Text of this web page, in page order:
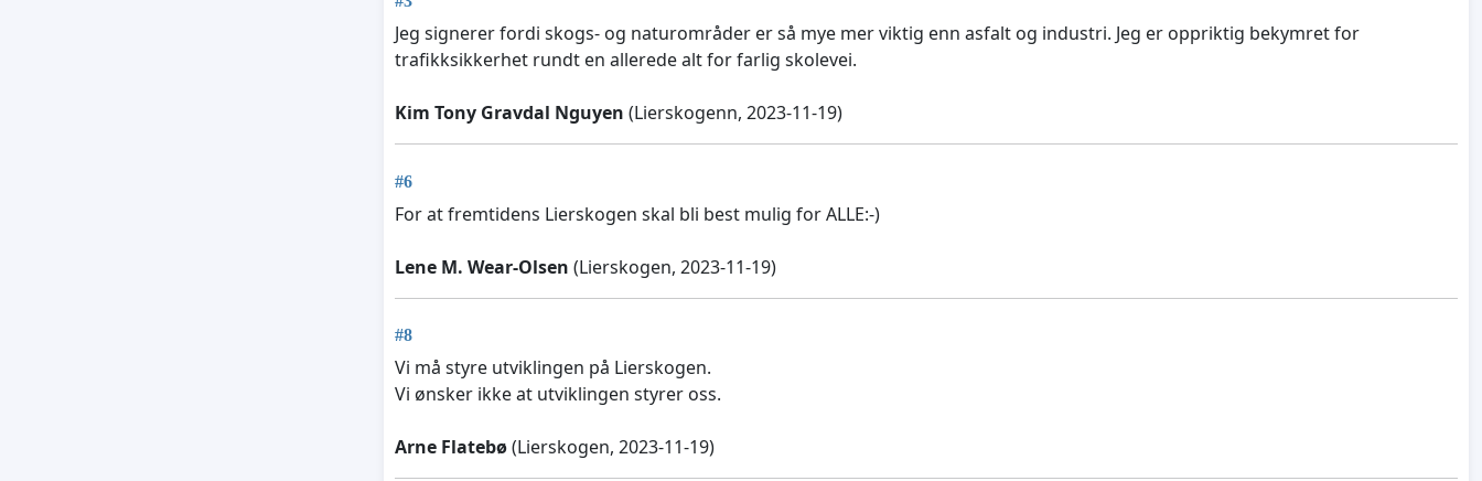
Jeg signerer fordi skogs- og naturområder er så mye mer viktig enn asfalt og industri. Jeg er oppriktig bekymret for
trafikksikkerhet rundt en allerede alt for farlig skolevei.
Kim Tony Gravdal Nguyen (Lierskogenn, 2023-11-19)
#6
For at fremtidens Lierskogen skal bli best mulig for ALLE:-)
Lene M. Wear-Olsen (Lierskogen, 2023-11-19)
#8
Vi må styre utviklingen på Lierskogen.
Vi ønsker ikke at utviklingen styrer oss.
Arne Flatebø(Lierskogen, 2023-11-19)